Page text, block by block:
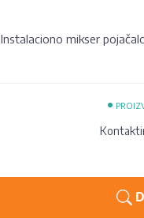
Instalaciono mikser
•